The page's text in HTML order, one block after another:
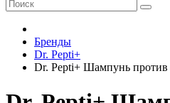
Бренды
Dr. Pepti+
Dr. Pepti+ Шампунь против